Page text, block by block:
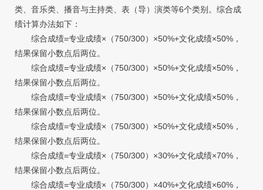
类、音乐类、播音与主持类、表（导）演类等6个类别。综合成
绩计算办法如下：
综合成绩=专业成绩×（750/300）×50%+文化成绩×50%，
结果保留小数点后两位。
综合成绩=专业成绩×（750/300）×50%+文化成绩×50%，
结果保留小数点后两位。
综合成绩=专业成绩×（750/300）×50%+文化成绩×50%，
结果保留小数点后两位。
综合成绩=专业成绩×（750/300）×50%+文化成绩×50%，
结果保留小数点后两位。
综合成绩=专业成绩×（750/300）×30%+文化成绩×70%，
结果保留小数点后两位。
综合成绩=专业成绩×（750/300）×40%+文化成绩×60%，